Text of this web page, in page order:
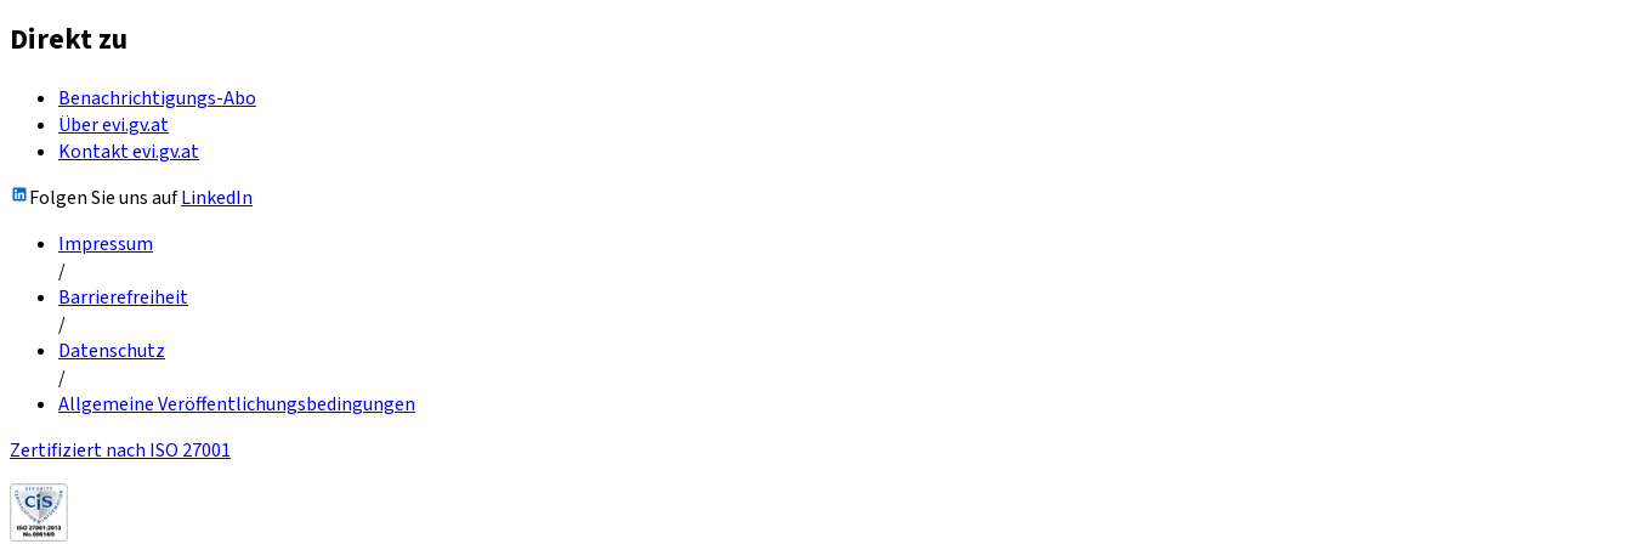
Direkt zu
Benachrichtigungs-Abo
Über evi.gv.at
Kontakt evi.gv.at
Folgen Sie uns aufLinkedIn
Impressum
/
Barrierefreiheit
/
Datenschutz
/
Allgemeine Veröffentlichungsbedingungen
Zertifiziert nach ISO 27001